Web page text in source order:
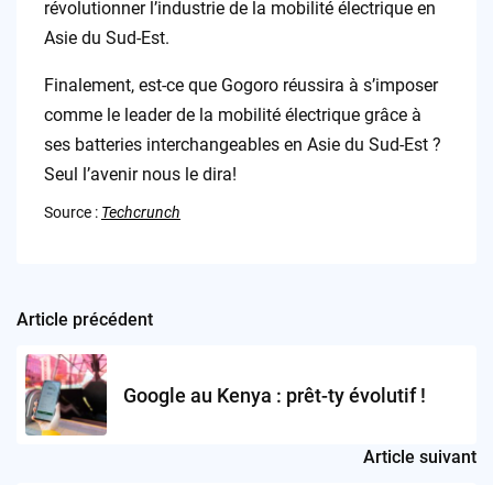
révolutionner l’industrie de la mobilité électrique en
Asie du Sud-Est.
Finalement, est-ce que Gogoro réussira à s’imposer
comme le leader de la mobilité électrique grâce à
ses batteries interchangeables en Asie du Sud-Est ?
Seul l’avenir nous le dira!
Source : Techcrunch
Post
navigation
Article précédent
Google au Kenya : prêt-ty évolutif !
Article suivant